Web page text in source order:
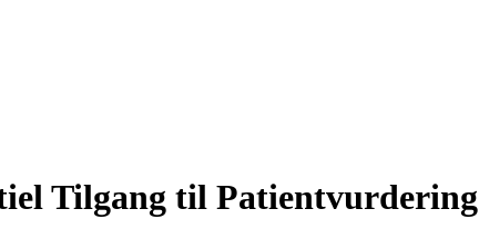
Tilgang til Patientvurdering